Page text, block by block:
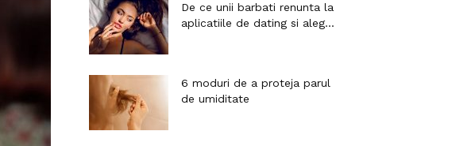
De ce unii barbati renunta la
aplicatiile de dating si aleg...
6 moduri de a proteja parul
de umiditate